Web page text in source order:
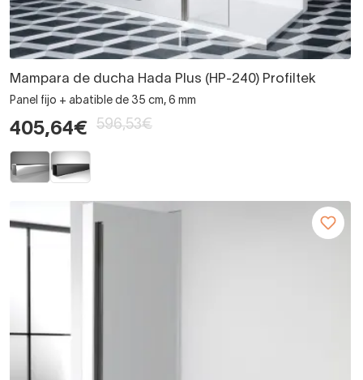
Mampara de ducha Hada Plus (HP-240) Profiltek
Panel fijo + abatible de 35 cm, 6 mm
405,64€ 596,53€